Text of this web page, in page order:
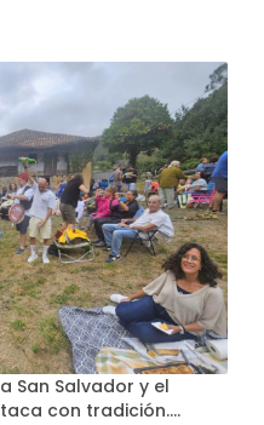
San Salvador y el
con tradición....